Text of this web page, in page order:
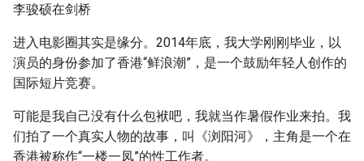
李骏硕在剑桥
进入电影圈其实是缘分。2014年底，我大学刚刚毕业，以
演员的身份参加了香港“鲜浪潮”，是一个鼓励年轻人创作的
国际短片竞赛。
可能是我自己没有什么包袱吧，我就当作暑假作业来拍。我
们拍了一个真实人物的故事，叫《浏阳河》，主角是一个在
香港被称作“一楼一凤”的性工作者。